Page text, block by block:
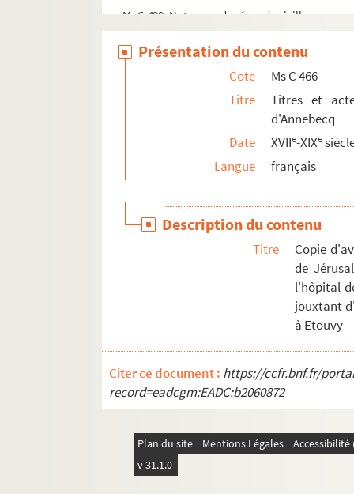
Ms C 488. Note pour des écus de vieille
Ms C 490. Copie de l'ordre de l'Intendant de
Ms C 492. Pièces diverses concernant la
Ms C 493. Hommage de Mesnil-Ciboult et
Ms C 494. Relief de dérogeance, demoiselle
Ms C 496. Brevet de l'office de Bailli haut
Ms C 497. Arpentage des fonds de la commune
Ms C 498. Certificats accordés par le Tribunal
Ms C 499. Testament de Monsieur Durosel,
Ms C 500. Papiers des familles Morice,
Ms C 501. Passeports, carte civique et autres
Ms C 503. Lettre de Duterme, de Paris,
Ms C 504. Lettres adressées pendant la
Ms C 505. Lettre de Monsieur Le Sénécal à
Ms C 506. Lettres de Th. Sauzier sur Louis-
Ms C 507. Propagande faite à Vire par Pierre
Présentation du contenu
Cote
Ms C 466
Titre
Titres et
d'Annebecq
Date
XVIIe-XIXe
Langue
français
Description du contenu
Titre
Copie
de
l'hôpital
jouxtant
à Etouvy
Citer ce document : https://ccfr.bnf.fr/
record=eadcgm:EADC:b2060872
Plan du site Mentions Légales
v 31.1.0